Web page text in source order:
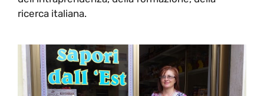
ricerca italiana.